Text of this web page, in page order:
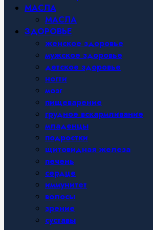
МАСЛА
МАСЛА
ЗДОРОВЬЕ
женское здоровье
мужское здоровье
детское здоровье
ногти
мозг
пищеварение
грудное вскармливание
младенцы
подростки
щитовидная железа
печень
сердце
иммунитет
волосы
зрение
суставы